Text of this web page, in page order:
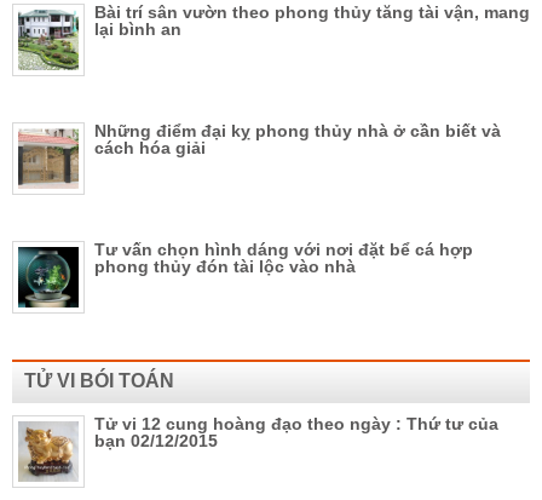
Bài trí sân vườn theo phong thủy tăng tài vận, mang
lại bình an
Những điểm đại kỵ phong thủy nhà ở cần biết và
cách hóa giải
Tư vấn chọn hình dáng với nơi đặt bể cá hợp
phong thủy đón tài lộc vào nhà
TỬ VI BÓI TOÁN
Tử vi 12 cung hoàng đạo theo ngày : Thứ tư của
bạn 02/12/2015